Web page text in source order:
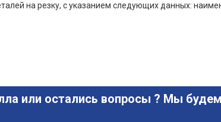
на резку, с указанием следующих данных:
или остались вопросы ? Мы